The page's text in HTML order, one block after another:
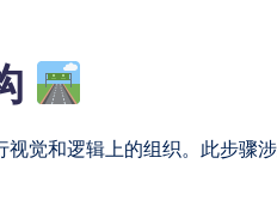
觉和逻辑上的组织。此步骤涉